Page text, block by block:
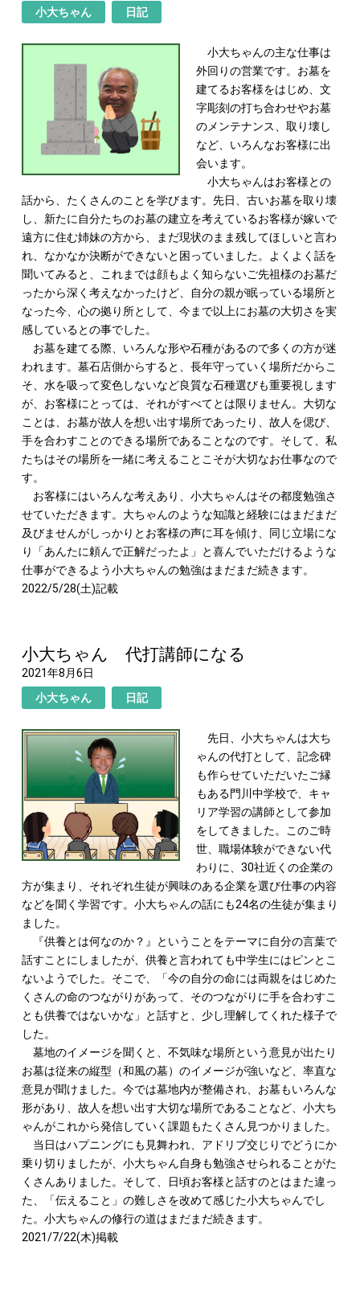
小大ちゃん 日記
小大ちゃんの主な仕事は
外回りの営業です。お墓を
建てるお客様をはじめ、文
字彫刻の打ち合わせやお墓
のメンテナンス、取り壊し
など、いろんなお客様に出
会います。
小大ちゃんはお客様との
話から、たくさんのことを学びます。先日、古いお墓を取り壊
し、新たに自分たちのお墓の建立を考えているお客様が嫁いで
遠方に住む姉妹の方から、まだ現状のまま残してほしいと言わ
れ、なかなか決断ができないと困っていました。よくよく話を
聞いてみると、これまでは顔もよく知らないご先祖様のお墓だ
ったから深く考えなかったけど、自分の親が眠っている場所と
なった今、心の拠り所として、今まで以上にお墓の大切さを実
感しているとの事でした。
お墓を建てる際、いろんな形や石種があるので多くの方が迷
われます。墓石店側からすると、長年守っていく場所だからこ
そ、水を吸って変色しないなど良質な石種選びも重要視します
が、お客様にとっては、それがすべてとは限りません。大切な
ことは、お墓が故人を想い出す場所であったり、故人を偲び、
手を合わすことのできる場所であることなのです。そして、私
たちはその場所を一緒に考えることこそが大切なお仕事なので
す。
お客様にはいろんな考えあり、小大ちゃんはその都度勉強さ
せていただきます。大ちゃんのような知識と経験にはまだまだ
及びませんがしっかりとお客様の声に耳を傾け、同じ立場にな
り「あんたに頼んで正解だったよ」と喜んでいただけるような
仕事ができるよう小大ちゃんの勉強はまだまだ続きます。
2022/5/28(土)記載
小大ちゃん 代打講師になる
2021年8月6日
小大ちゃん
日記
先日、小大ちゃんは大ち
ゃんの代打として、記念碑
も作らせていただいたご縁
もある門川中学校で、キャ
リア学習の講師として参加
をしてきました。このご時
世、職場体験ができない代
わりに、30社近くの企業の
方が集まり、それぞれ生徒が興味のある企業を選び仕事の内容
などを聞く学習です。小大ちゃんの話にも24名の生徒が集まり
ました。
『供養とは何なのか？』ということをテーマに自分の言葉で
話すことにしましたが、供養と言われても中学生にはピンとこ
ないようでした。そこで、「今の自分の命には両親をはじめた
くさんの命のつながりがあって、そのつながりに手を合わすこ
とも供養ではないかな」と話すと、少し理解してくれた様子で
した。
墓地のイメージを聞くと、不気味な場所という意見が出たり
お墓は従来の縦型（和風の墓）のイメージが強いなど、率直な
意見が聞けました。今では墓地内が整備され、お墓もいろんな
形があり、故人を想い出す大切な場所であることなど、小大ち
ゃんがこれから発信していく課題もたくさん見つかりました。
当日はハプニングにも見舞われ、アドリブ交じりでどうにか
乗り切りましたが、小大ちゃん自身も勉強させられることがた
くさんありました。そして、日頃お客様と話すのとはまた違っ
た、「伝えること」の難しさを改めて感じた小大ちゃんでし
た。小大ちゃんの修行の道はまだまだ続きます。
2021/7/22(木)掲載